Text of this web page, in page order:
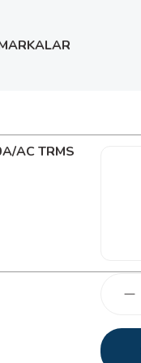
AC TRMS